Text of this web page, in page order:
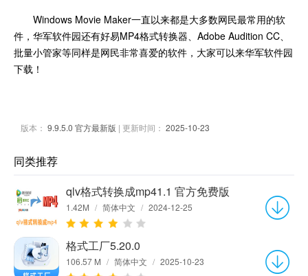
Windows Movie Maker一直以来都是大多数网民最常用的软
件，华军软件园还有好易MP4格式转换器、Adobe Audition CC、
批量小管家等同样是网民非常喜爱的软件，大家可以来华军软件园
下载！
版本： 9.9.5.0 官方最新版 | 更新时间： 2025-10-23
同类推荐
qlv格式转换成mp41.1 官方免费版
1.42M / 简体中文 / 2024-12-25
格式工厂5.20.0
106.57 M / 简体中文 / 2025-10-23